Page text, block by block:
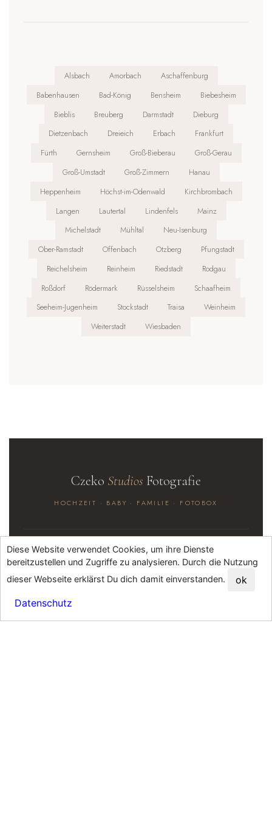
Alsbach Amorbach
Aschaffenburg
Babenhausen
Bad-König Bensheim
Biebesheim
Bieblis
Breuberg Darmstadt
Dieburg
Dietzenbach
Dreieich Erbach
Frankfurt
Fürth
Gernsheim Groß-Bieberau
Groß-Gerau
Groß-Umstadt
Groß-Zimmern
Hanau
Heppenheim
Höchst-im-Odenwald
Kirchbrombach
Langen
Lautertal Lindenfels
Mainz
Michelstadt
Mühltal
Neu-Isenburg
Ober-Ramstadt
Offenbach Otzberg
Pfungstadt
Reichelsheim
Reinheim Riedstadt
Rodgau
Roßdorf
Rödermark Rüsselsheim
Schaafheim
Seeheim-Jugenheim
Stockstadt Traisa
Weinheim
Weiterstadt
Wiesbaden
Diese Website verwendet Cookies, um ihre Dienste
bereitzustellen und Zugriffe zu analysieren. Durch die Nutzung
dieser Webseite erklärst Du dich damit einverstanden.
ok
Datenschutz
Czeko Studios Fotografie
HOCHZEIT · BABY · FAMILIE · FOTOBOX
HOCHZEITSFOTOS
Standesamt Quickie
Hochzeitslocations
FAQ Hochzeit